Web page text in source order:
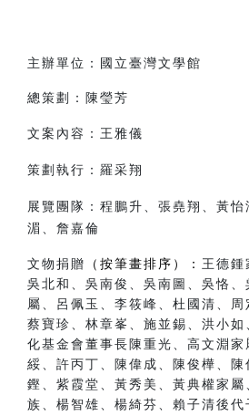
主辦單位：國立臺灣文學館
總策劃：陳瑩芳
文案內容：王雅儀
策劃執行：羅采翔
展覽團隊：程鵬升、張堯翔、黃
湄、詹嘉倫
文物捐贈 （按筆畫排序） ： 王德鍾
吳北和、吳南俊、吳南圖、吳恪、
屬、呂佩玉、李筱峰、杜國清、周
蔡寶珍、林章峯、施並錫、洪小如
化基金會董事長陳重光、高文淵家
綏、許丙丁、陳偉成、陳俊樺、陳
鏗、紫霞堂、黃秀美、黃典權家屬
族、楊智雄、楊綺芬、賴子清後